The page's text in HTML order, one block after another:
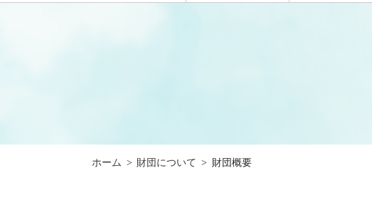
ホーム > 財団について > 財団概要